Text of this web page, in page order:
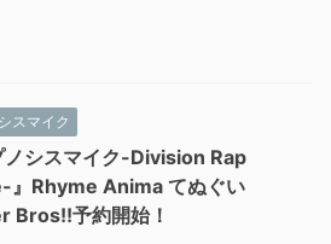
スマイク
ノシスマイク-Division Rap
』Rhyme Anima てぬぐい
Bros!!予約開始！